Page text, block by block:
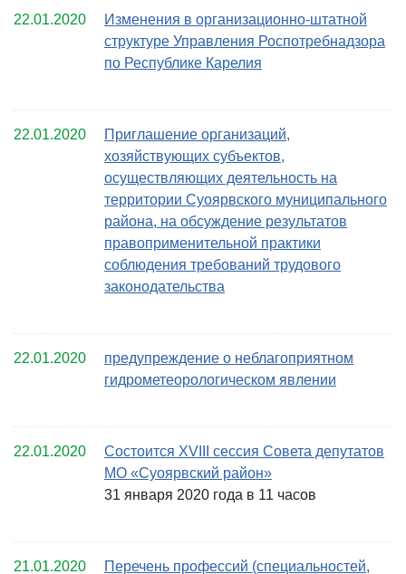
22.01.2020
Изменения в организационно-штатной
структуре Управления Роспотребнадзора
по Республике Карелия
22.01.2020
Приглашение организаций,
хозяйствующих субъектов,
осуществляющих деятельность на
территории Суоярвского муниципального
района, на обсуждение результатов
правоприменительной практики
соблюдения требований трудового
законодательства
22.01.2020
предупреждение о неблагоприятном
гидрометеорологическом явлении
22.01.2020
Состоится XVIII сессия Совета депутатов
МО «Суоярвский район»
31 января 2020 года в 11 часов
21.01.2020 Перечень профессий (специальностей,